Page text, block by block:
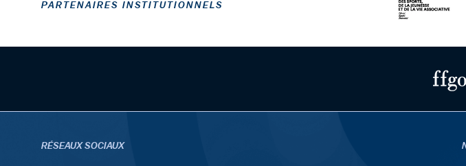
PARTENAIRES INSTITUTIONNELS
RÉSEAUX SOCIAUX